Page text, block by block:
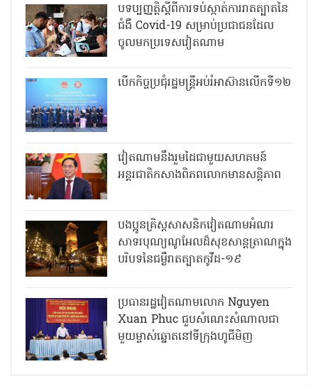
បទប្បញ្ញត្តិស្តីពីការទប់ស្កាត់ការរាតត្បាតនៃ
ជំងឺ Covid-19 សម្រាប់ប្រជាជនដែល
ចូលមកប្រទេសវៀតណាម
បើកកិច្ចប្រជុំរដ្ឋមន្ត្រីអប់រំអាស៊ានលើកទី១២
វៀតណាមនឹងរួមដៃជាមួយសហគមន៍
អន្តរជាតិកសាងពិភពលោកមានសន្តិភាព
បងប្អូនគ្រិស្តសាសនិកវៀតណាមអំណរ
សាទរបុណ្យណូអែលដ៏សុខសាន្តត្រាណក្នុង
បរិបទនៃជម្ងឺរាតត្បាតកូវីដ-១៩
ប្រធានរដ្ឋវៀតណាមលោក Nguyen
Xuan Phuc ជួបសំណេះសំណាលជា
មួយម្ចាស់ឆ្នោតនៅទីក្រុងហូជីមិញ